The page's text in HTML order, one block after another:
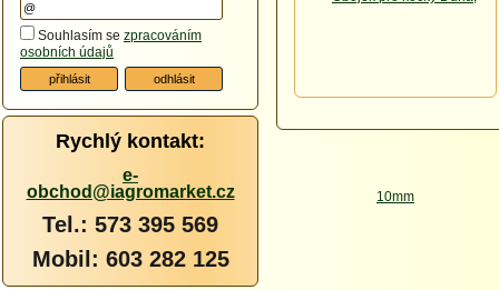
Souhlasím se zpracováním
osobních údajů
Rychlý kontakt:
e-
obchod@iagromarket.cz
Tel.: 573 395 569
Mobil: 603 282 125